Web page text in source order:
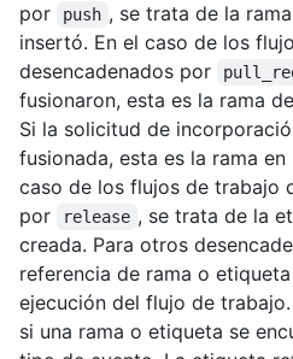
por
push , se trata de la
insertó. En el caso de los
desencadenados por
fusionaron, esta es la rama
Si la solicitud de
fusionada, esta es la rama
caso de los flujos de trabajo
por
release , se trata de la
creada. Para otros
referencia de rama o
ejecución del flujo de
si una rama o etiqueta se